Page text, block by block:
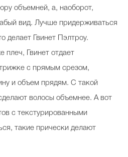
объемней, а, наоборот,
вид. Лучше придерживаться
делает Гвинет Пэлтроу.
плеч, Гвинет отдает
с прямым срезом,
и объем прядям. С такой
волосы объемнее. А вот
с текстурированными
такие прически делают